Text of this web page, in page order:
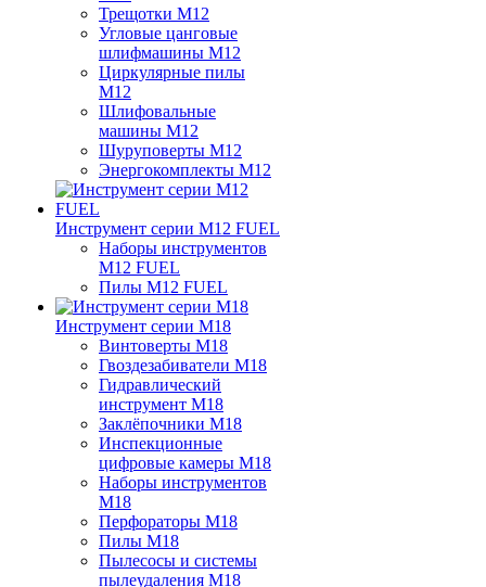
Трещотки M12
Угловые цанговые
шлифмашины M12
Циркулярные пилы
M12
Шлифовальные
машины M12
Шуруповерты M12
Энергокомплекты M12
Инструмент серии M12 FUEL
Наборы инструментов
M12 FUEL
Пилы M12 FUEL
Инструмент серии M18
Винтоверты M18
Гвоздезабиватели M18
Гидравлический
инструмент M18
Заклёпочники M18
Инспекционные
цифровые камеры M18
Наборы инструментов
M18
Перфораторы M18
Пилы M18
Пылесосы и системы
пылеудаления M18